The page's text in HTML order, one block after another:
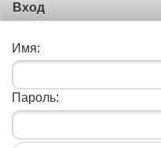
Вход
Имя:
Пароль: